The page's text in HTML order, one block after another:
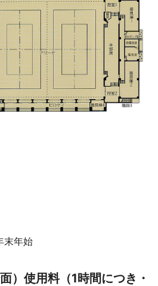
末年始
）使用料（1時間につき・